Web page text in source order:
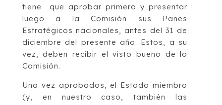
tiene que aprobar primero y presentar
luego a la Comisión sus Panes
Estratégicos nacionales, antes del 31 de
diciembre del presente año. Estos, a su
vez, deben recibir el visto bueno de la
Comisión.
Una vez aprobados, el Estado miembro
(y, en nuestro caso, también las